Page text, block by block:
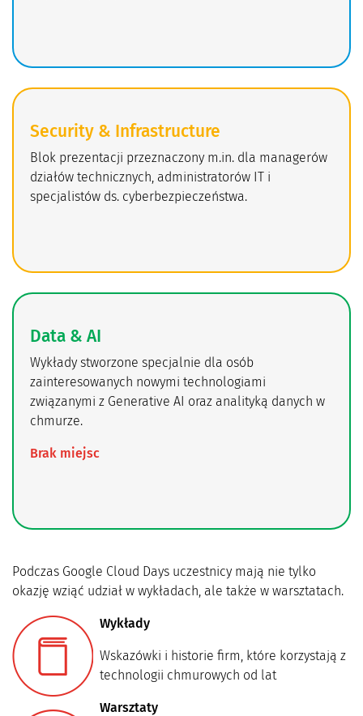
Security & Infrastructure
Blok prezentacji przeznaczony m.in. dla managerów
działów technicznych, administratorów IT i
specjalistów ds. cyberbezpieczeństwa.
Data & AI
Wykłady stworzone specjalnie dla osób
zainteresowanych nowymi technologiami
związanymi z Generative AI oraz analityką danych w
chmurze.
Brak miejsc
Podczas Google Cloud Days uczestnicy mają nie tylko
okazję wziąć udział w wykładach, ale także w warsztatach.
Wykłady
Wskazówki i historie firm, które korzystają z
technologii chmurowych od lat
Warsztaty